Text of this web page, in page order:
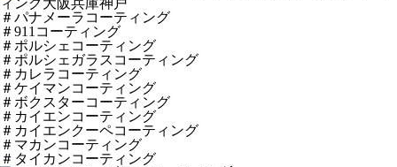
＃パナメーラコーティング
＃911コーティング
＃ポルシェコーティング
＃ポルシェガラスコーティング
＃カレラコーティング
＃ケイマンコーティング
＃ボクスターコーティング
＃カイエンコーティング
＃カイエンクーペコーティング
＃マカンコーティング
＃タイカンコーティング